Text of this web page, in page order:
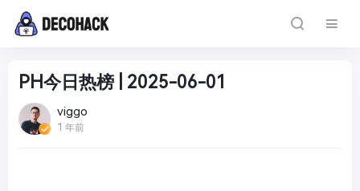
PH今日热榜 | 2025-06-01
viggo
1 年前